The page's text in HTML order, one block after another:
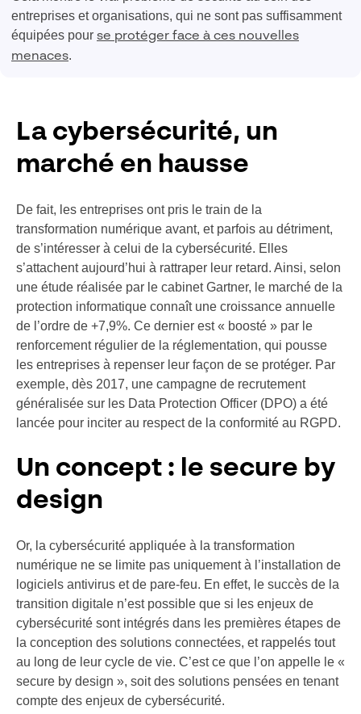
entreprises et organisations, qui ne sont pas suffisamment
équipées pour se protéger face à ces nouvelles
menaces.
La cybersécurité, un
marché en hausse
De fait, les entreprises ont pris le train de la
transformation numérique avant, et parfois au détriment,
de s’intéresser à celui de la cybersécurité. Elles
s’attachent aujourd’hui à rattraper leur retard. Ainsi, selon
une étude réalisée par le cabinet Gartner, le marché de la
protection informatique connaît une croissance annuelle
de l’ordre de +7,9%. Ce dernier est « boosté » par le
renforcement régulier de la réglementation, qui pousse
les entreprises à repenser leur façon de se protéger. Par
exemple, dès 2017, une campagne de recrutement
généralisée sur les Data Protection Officer (DPO) a été
lancée pour inciter au respect de la conformité au RGPD.
Un concept : le secure by
design
Or, la cybersécurité appliquée à la transformation
numérique ne se limite pas uniquement à l’installation de
logiciels antivirus et de pare-feu. En effet, le succès de la
transition digitale n’est possible que si les enjeux de
cybersécurité sont intégrés dans les premières étapes de
la conception des solutions connectées, et rappelés tout
au long de leur cycle de vie. C’est ce que l’on appelle le «
secure by design », soit des solutions pensées en tenant
compte des enjeux de cybersécurité.